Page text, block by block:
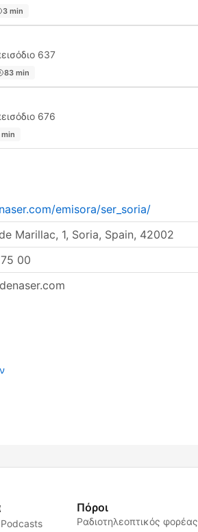
3 min
637
83 min
676
min
emisora/ser_soria/
Marillac, 1, Soria, Spain, 42002
00
Podcasts
Πόροι
Ραδιοτηλεοπτικός φορέας